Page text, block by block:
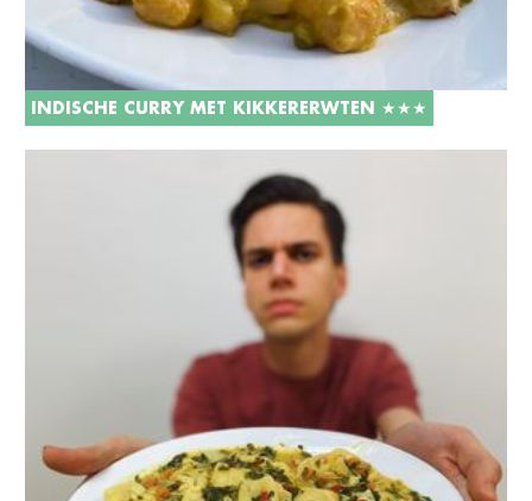
INDISCHE CURRY MET KIKKERERWTEN ★★★